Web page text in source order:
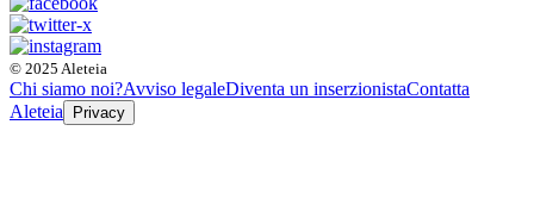
© 2025 Aleteia
Chi siamo noi?Avviso legaleDiventa un inserzionistaContatta
Aleteia
Privacy